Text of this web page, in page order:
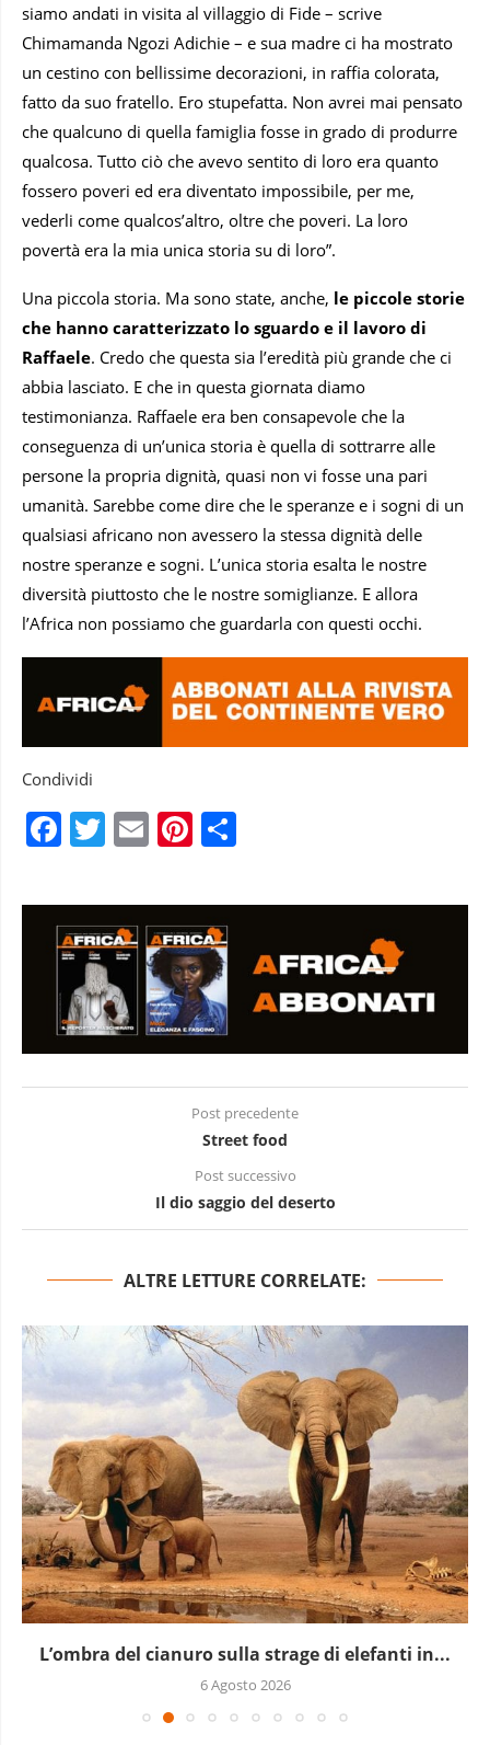
siamo andati in visita al villaggio di Fide – scrive
Chimamanda Ngozi Adichie – e sua madre ci ha mostrato
un cestino con bellissime decorazioni, in raffia colorata,
fatto da suo fratello. Ero stupefatta. Non avrei mai pensato
che qualcuno di quella famiglia fosse in grado di produrre
qualcosa. Tutto ciò che avevo sentito di loro era quanto
fossero poveri ed era diventato impossibile, per me,
vederli come qualcos’altro, oltre che poveri. La loro
povertà era la mia unica storia su di loro”.
Una piccola storia. Ma sono state, anche, le piccole storie
che hanno caratterizzato lo sguardo e il lavoro di
Raffaele. Credo che questa sia l’eredità più grande che ci
abbia lasciato. E che in questa giornata diamo
testimonianza. Raffaele era ben consapevole che la
conseguenza di un’unica storia è quella di sottrarre alle
persone la propria dignità, quasi non vi fosse una pari
umanità. Sarebbe come dire che le speranze e i sogni di un
qualsiasi africano non avessero la stessa dignità delle
nostre speranze e sogni. L’unica storia esalta le nostre
diversità piuttosto che le nostre somiglianze. E allora
l’Africa non possiamo che guardarla con questi occhi.
Condividi
Facebook
Twitter
EmailPinterest
Post precedente
Street food
Post successivo
Il dio saggio del deserto
ALTRE LETTURE CORRELATE:
L’ombra del cianuro sulla strage di elefanti in...
6 Agosto 2026